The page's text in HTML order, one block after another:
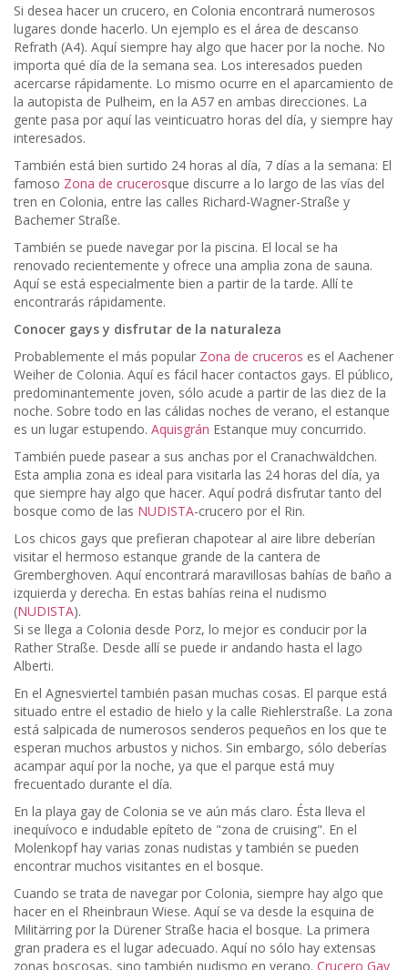
Si desea hacer un crucero, en Colonia encontrará numerosos
lugares donde hacerlo. Un ejemplo es el área de descanso
Refrath (A4). Aquí siempre hay algo que hacer por la noche. No
importa qué día de la semana sea. Los interesados pueden
acercarse rápidamente. Lo mismo ocurre en el aparcamiento de
la autopista de Pulheim, en la A57 en ambas direcciones. La
gente pasa por aquí las veinticuatro horas del día, y siempre hay
interesados.
También está bien surtido 24 horas al día, 7 días a la semana: El
famoso Zona de crucerosque discurre a lo largo de las vías del
tren en Colonia, entre las calles Richard-Wagner-Straße y
Bachemer Straße.
También se puede navegar por la piscina. El local se ha
renovado recientemente y ofrece una amplia zona de sauna.
Aquí se está especialmente bien a partir de la tarde. Allí te
encontrarás rápidamente.
Conocer gays y disfrutar de la naturaleza
Probablemente el más popular Zona de cruceros es el Aachener
Weiher de Colonia. Aquí es fácil hacer contactos gays. El público,
predominantemente joven, sólo acude a partir de las diez de la
noche. Sobre todo en las cálidas noches de verano, el estanque
es un lugar estupendo. Aquisgrán Estanque muy concurrido.
También puede pasear a sus anchas por el Cranachwäldchen.
Esta amplia zona es ideal para visitarla las 24 horas del día, ya
que siempre hay algo que hacer. Aquí podrá disfrutar tanto del
bosque como de las NUDISTA-crucero por el Rin.
Los chicos gays que prefieran chapotear al aire libre deberían
visitar el hermoso estanque grande de la cantera de
Gremberghoven. Aquí encontrará maravillosas bahías de baño a
izquierda y derecha. En estas bahías reina el nudismo
(NUDISTA).
Si se llega a Colonia desde Porz, lo mejor es conducir por la
Rather Straße. Desde allí se puede ir andando hasta el lago
Alberti.
En el Agnesviertel también pasan muchas cosas. El parque está
situado entre el estadio de hielo y la calle Riehlerstraße. La zona
está salpicada de numerosos senderos pequeños en los que te
esperan muchos arbustos y nichos. Sin embargo, sólo deberías
acampar aquí por la noche, ya que el parque está muy
frecuentado durante el día.
En la playa gay de Colonia se ve aún más claro. Ésta lleva el
inequívoco e indudable epíteto de "zona de cruising". En el
Molenkopf hay varias zonas nudistas y también se pueden
encontrar muchos visitantes en el bosque.
Cuando se trata de navegar por Colonia, siempre hay algo que
hacer en el Rheinbraun Wiese. Aquí se va desde la esquina de
Militärring por la Dürener Straße hacia el bosque. La primera
gran pradera es el lugar adecuado. Aquí no sólo hay extensas
zonas boscosas, sino también nudismo en verano. Crucero Gay